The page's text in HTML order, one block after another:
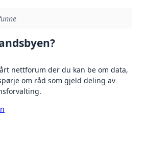
nettforum der du kan be om data,
om råd som gjeld deling av